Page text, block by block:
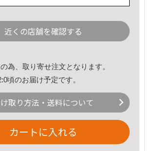
近くの店舗を確認する
為、取り寄せ注文となります。
頃のお届け予定です。
取り方法・送料について
カートに入れる